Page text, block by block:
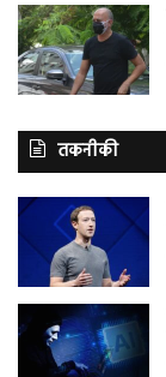
तकनीकी